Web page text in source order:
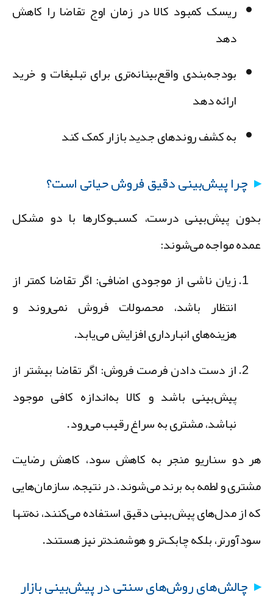
ریسک کمبود کالا در زمان اوج تقاضا را کاهش
دهد
بودجه‌بندی واقع‌بینانه‌تری برای تبلیغات و خرید
ارائه دهد
به کشف روندهای جدید بازار کمک کند
چرا پیش‌بینی دقیق فروش حیاتی است؟
پیش‌بینی درست، کسب‌وکارها با دو مشکل
مواجه می‌شوند:
زیان ناشی از موجودی اضافی:اگر تقاضا کمتر از
انتظار باشد، محصولات فروش نمی‌روند و
هزینه‌های انبارداری افزایش می‌یابد.
از دست دادن فرصت فروش:اگر تقاضا بیشتر از
پیش‌بینی باشد و کالا به‌اندازه کافی موجود
نباشد، مشتری به سراغ رقیب می‌رود.
دو سناریو منجر به کاهش سود، کاهش رضایت
و لطمه به برند می‌شوند. در نتیجه، سازمان‌هایی
از مدل‌های پیش‌بینی دقیق استفاده می‌کنند، نه‌تنها
بلکه چابک‌تر و هوشمندتر نیز هستند.
چالش‌های روش‌های سنتی در پیش‌بینی بازار